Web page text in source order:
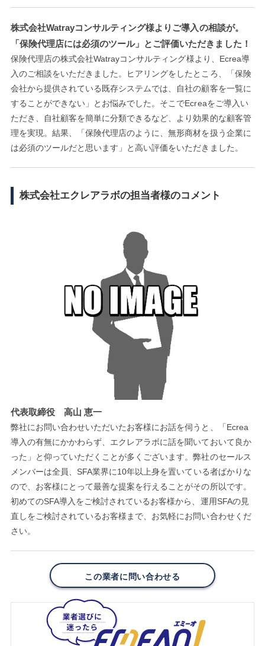
株式会社Watrayコンサルティング様よりご導入の相談が。
「保険代理店には必須のツール」とご評価いただきました！
保険代理店の株式会社Watrayコンサルティング様より、Ecrea導
入のご相談をいただきました。ヒアリングをしたところ、「保険
会社から提供されている既存システムでは、自社の顧客を一覧に
することができない」とお悩みでした。そこでEcreaをご導入い
ただき、自社顧客を簡単に分類できるなど、より効果的な顧客管
理を実現。結果、「保険代理店のように、無形商材を扱う企業に
は必須のツールだと思います」と高い評価をいただきました。
株式会社エクレアラボの担当者様のコメント
代表取締役 高山 恵一
弊社にお問い合わせいただいたお客様にお話を伺うと、「Ecrea
導入の有無にかかわらず、エクレアラボに話を聞いておいて良か
った」と仰っていただくことが多くございます。弊社のセールス
メンバーは全員、SFA業界に10年以上身を置いている者ばかりな
ので、お客様にとって最善な提案を行えることがその所以です。
初めてのSFA導入をご検討されているお客様から、運用SFAの見
直しをご検討されているお客様まで、お気軽にお問い合わせくだ
さい。
この業者に問い合わせる